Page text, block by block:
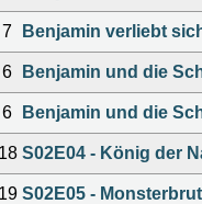
7 Benjamin verliebt
6 Benjamin und die
6
Benjamin und die
18 S02E04 - König der
19 S02E05 - Monsterbrut